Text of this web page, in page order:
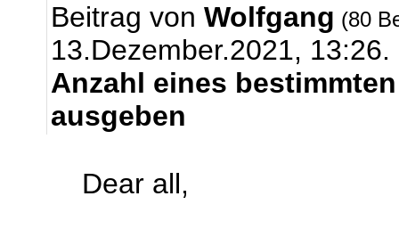
Beitrag von Wolfgang (80
13.Dezember.2021, 13:26.
Anzahl eines
ausgeben
Dear all,